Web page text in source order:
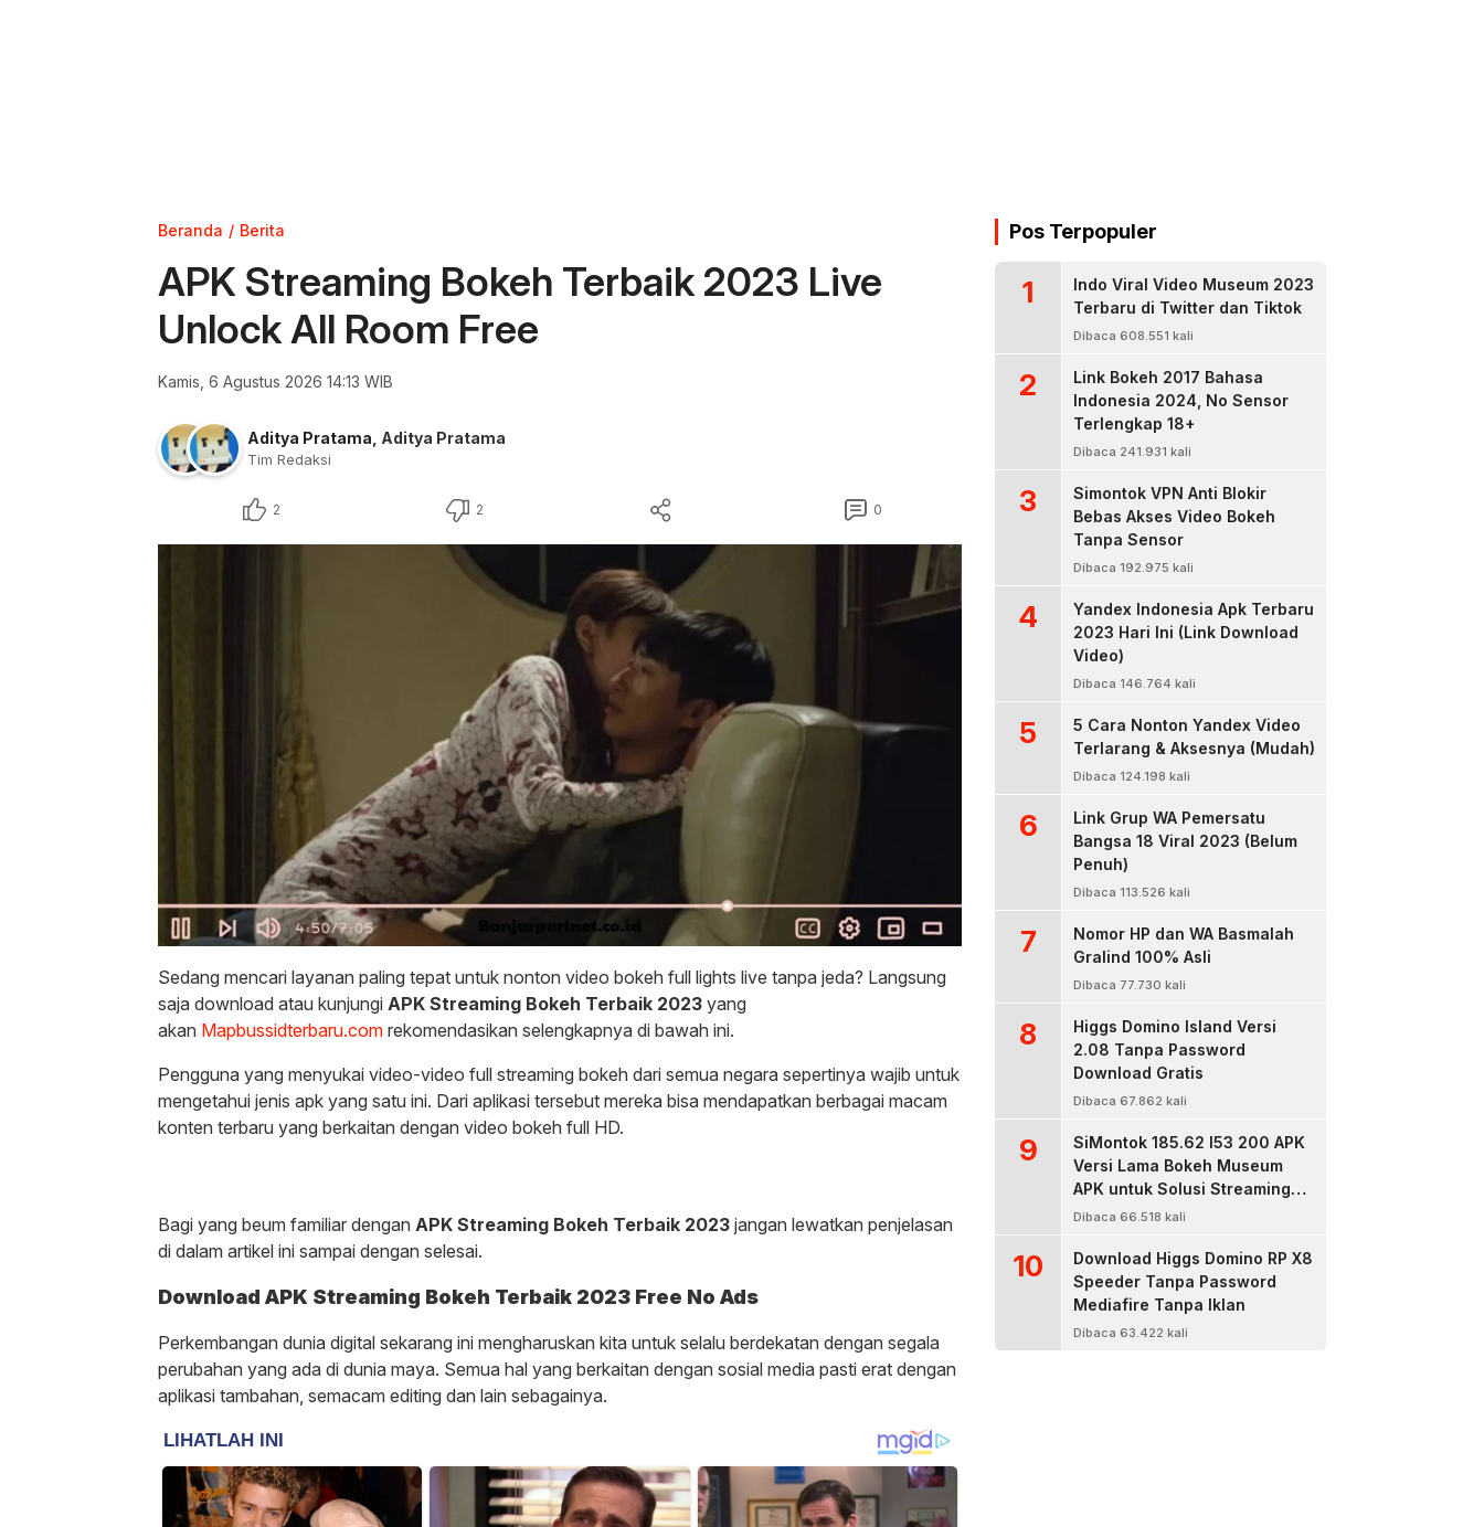
Beranda Berita
APK Streaming Bokeh Terbaik 2023 Live
Unlock All Room Free
Kamis, 6 Agustus 2026 14:13 WIB
Aditya Pratama Aditya Pratama
Tim Redaksi
2 2 0
Sedang mencari layanan paling tepat untuk nonton video bokeh full lights live tanpa jeda? Langsung
saja download atau kunjungi APK Streaming Bokeh Terbaik 2023 yang
akan Mapbussidterbaru.com rekomendasikan selengkapnya di bawah ini.
Pengguna yang menyukai video-video full streaming bokeh dari semua negara sepertinya wajib untuk
mengetahui jenis apk yang satu ini. Dari aplikasi tersebut mereka bisa mendapatkan berbagai macam
konten terbaru yang berkaitan dengan video bokeh full HD.
Bagi yang beum familiar dengan APK Streaming Bokeh Terbaik 2023 jangan lewatkan penjelasan
di dalam artikel ini sampai dengan selesai.
Download APK Streaming Bokeh Terbaik 2023 Free No Ads
Perkembangan dunia digital sekarang ini mengharuskan kita untuk selalu berdekatan dengan segala
perubahan yang ada di dunia maya. Semua hal yang berkaitan dengan sosial media pasti erat dengan
aplikasi tambahan, semacam editing dan lain sebagainya.
Pos Terpopuler
1
Indo Viral Video Museum 2023
Terbaru di Twitter dan Tiktok
Dibaca 608.551 kali
2
Link Bokeh 2017 Bahasa
Indonesia 2024, No Sensor
Terlengkap 18+
Dibaca 241.931 kali
3
Simontok VPN Anti Blokir
Bebas Akses Video Bokeh
Tanpa Sensor
Dibaca 192.975 kali
4
Yandex Indonesia Apk Terbaru
2023 Hari Ini (Link Download
Video)
Dibaca 146.764 kali
5
5 Cara Nonton Yandex Video
Terlarang & Aksesnya (Mudah)
Dibaca 124.198 kali
6
Link Grup WA Pemersatu
Bangsa 18 Viral 2023 (Belum
Penuh)
Dibaca 113.526 kali
7
Nomor HP dan WA Basmalah
Gralind 100% Asli
Dibaca 77.730 kali
8
Higgs Domino Island Versi
2.08 Tanpa Password
Download Gratis
Dibaca 67.862 kali
9
SiMontok 185.62 l53 200 APK
Versi Lama Bokeh Museum
APK untuk Solusi Streaming
Video Bokeh Tanpa Batas
Dibaca 66.518 kali
10
Download Higgs Domino RP X8
Speeder Tanpa Password
Mediafire Tanpa Iklan
Dibaca 63.422 kali